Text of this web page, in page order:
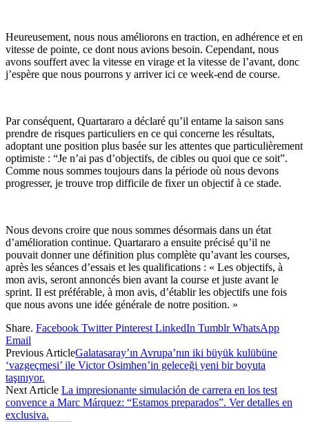
Heureusement, nous nous améliorons en traction, en adhérence et en
vitesse de pointe, ce dont nous avions besoin. Cependant, nous
avons souffert avec la vitesse en virage et la vitesse de l’avant, donc
j’espère que nous pourrons y arriver ici ce week-end de course.
Par conséquent, Quartararo a déclaré qu’il entame la saison sans
prendre de risques particuliers en ce qui concerne les résultats,
adoptant une position plus basée sur les attentes que particulièrement
optimiste : “Je n’ai pas d’objectifs, de cibles ou quoi que ce soit”.
Comme nous sommes toujours dans la période où nous devons
progresser, je trouve trop difficile de fixer un objectif à ce stade.
Nous devons croire que nous sommes désormais dans un état
d’amélioration continue. Quartararo a ensuite précisé qu’il ne
pouvait donner une définition plus complète qu’avant les courses,
après les séances d’essais et les qualifications : « Les objectifs, à
mon avis, seront annoncés bien avant la course et juste avant le
sprint. Il est préférable, à mon avis, d’établir les objectifs une fois
que nous avons une idée générale de notre position. »
Share. Facebook Twitter Pinterest LinkedIn Tumblr WhatsApp
Email
Previous ArticleGalatasaray’ın Avrupa’nın iki büyük kulübüne
‘vazgeçmesi’ ile Victor Osimhen’in geleceği yeni bir boyuta
taşınıyor.
Next Article La impresionante simulación de carrera en los test
convence a Marc Márquez: “Estamos preparados”. Ver detalles en
exclusiva.